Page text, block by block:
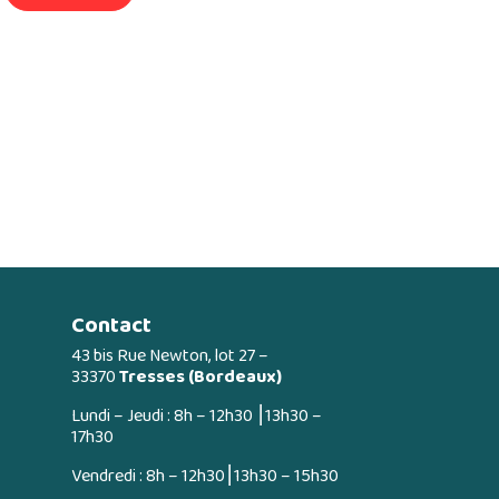
Contact
43 bis Rue Newton, lot 27 –
33370Tresses (Bordeaux)
Lundi – Jeudi : 8h – 12h30 ⎮13h30 –
17h30
Vendredi : 8h – 12h30⎮13h30 – 15h30